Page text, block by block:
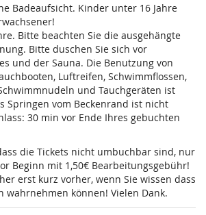
Badeaufsicht. Kinder unter 16 Jahre
Bitte beachten Sie die ausgehängte
Bitte duschen Sie sich vor
und der Sauna. Die Benutzung von
Luftreifen, Schwimmflossen,
und Tauchgeräten ist
Springen vom Beckenrand ist nicht
30 min vor Ende Ihres gebuchten
die Tickets nicht umbuchbar sind, nur
Beginn mit 1,50€ Bearbeitungsgebühr!
erst kurz vorher, wenn Sie wissen dass
wahrnehmen können! Vielen Dank.